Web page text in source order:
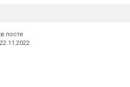
в посте
22.11.2022